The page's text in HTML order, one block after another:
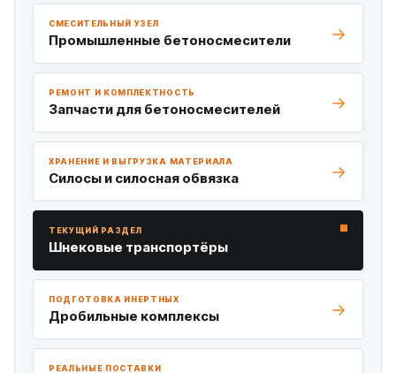
СМЕСИТЕЛЬНЫЙ УЗЕЛ
Промышленные бетоносмесители
РЕМОНТ И КОМПЛЕКТНОСТЬ
Запчасти для бетоносмесителей
ХРАНЕНИЕ И ВЫГРУЗКА МАТЕРИАЛА
Силосы и силосная обвязка
ТЕКУЩИЙ РАЗДЕЛ
Шнековые транспортёры
ПОДГОТОВКА ИНЕРТНЫХ
Дробильные комплексы
РЕАЛЬНЫЕ ПОСТАВКИ